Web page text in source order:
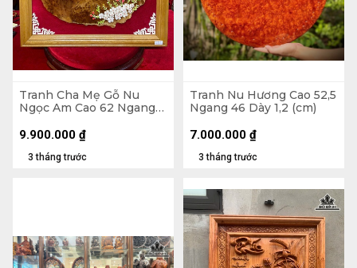
Tranh Cha Mẹ Gỗ Nu
Ngọc Am Cao 62 Ngang
3 tháng trước
9.900.000 ₫
Tranh Nu Hương Cao 52,5
Ngang 46 Dày 1,2 (cm)
3 tháng trước
7.000.000 ₫